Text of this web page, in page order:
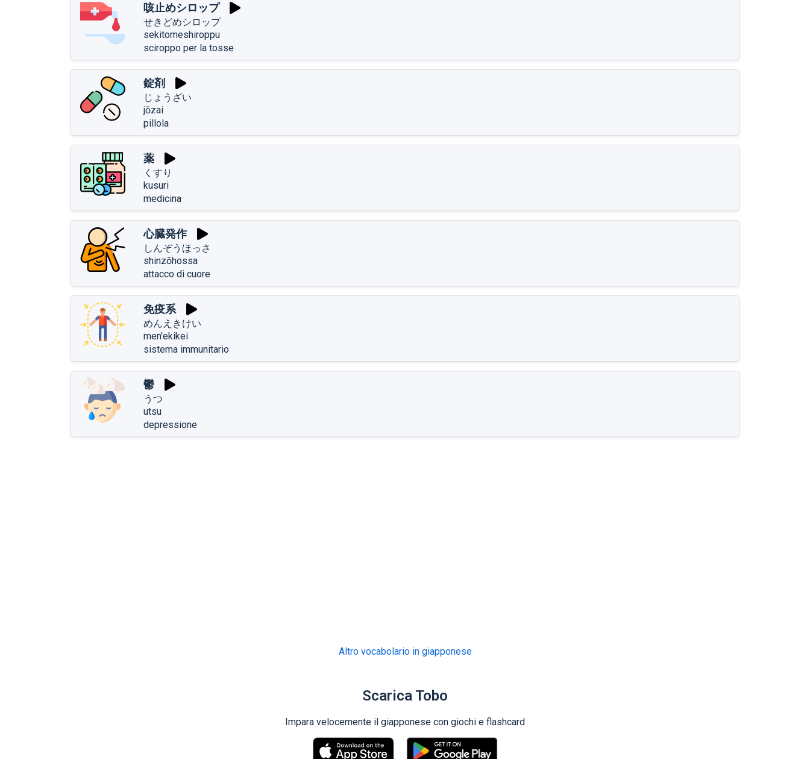
咳止めシロップ
せきどめシロップ
sekitomeshiroppu
sciroppo per la tosse
錠剤
じょうざい
jōzai
pillola
薬
くすり
kusuri
medicina
心臓発作
しんぞうほっさ
shinzōhossa
attacco di cuore
免疫系
めんえきけい
men'ekikei
sistema immunitario
鬱
うつ
utsu
depressione
Altro vocabolario in giapponese
Scarica Tobo
Impara velocemente il giapponese con giochi e flashcard